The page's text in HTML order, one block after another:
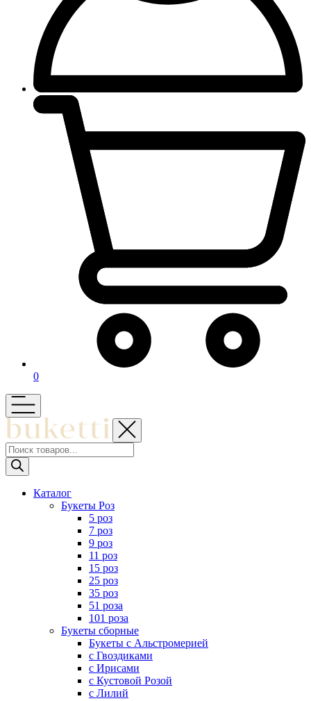
0
Поиск
товаров
Каталог
Букеты Роз
5 роз
7 роз
9 роз
11 роз
15 роз
25 роз
35 роз
51 роза
101 роза
Букеты сборные
Букеты с Альстромерией
с Гвоздиками
с Ирисами
с Кустовой Розой
с Лилий